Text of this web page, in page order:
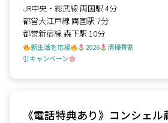
JR中央・総武線 両国駅 4分
都営大江戸線 両国駅 7分
都営新宿線 森下駅 10分
新生活を応援 2026
清掃費割
引キャンペーン
《電話特典あり》コンシェル